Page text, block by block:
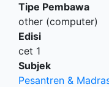
Tipe Pembawa
other (computer)
Edisi
cet 1
Subjek
Pesantren &